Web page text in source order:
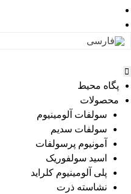
پگاه محیط
محصولات
سولفات آلومینیوم
سولفات سدیم
آمونیوم پرسولفات
اسید سولفوریک
پلی آلومینیوم کلراید
نشاسته ذرت